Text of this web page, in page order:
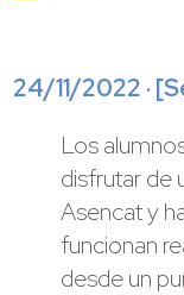
24/11/2022 · [
Los
disfrutar de
Asencat y
funcionan
desde un